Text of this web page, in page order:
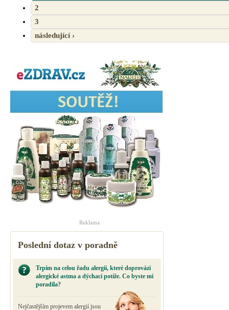
2
3
následující ›
Reklama
Poslední dotaz v poradně
Trpím na celou řadu alergií, které doprovází
alergické astma a dýchací potíže. Co byste mi
poradila?
Nejčastějším projevem alergií jsou